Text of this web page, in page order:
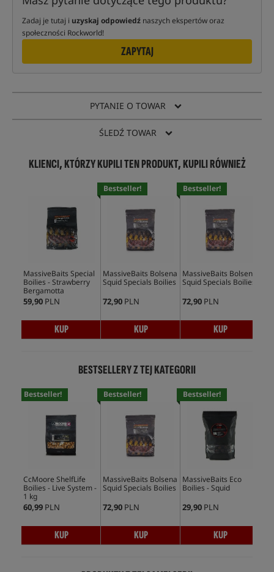
Zadaj je tutaj i uzyskaj odpowiedź naszych ekspertów oraz
społeczności Rockworld!
ZAPYTAJ
PYTANIE O TOWAR
ŚLEDŹ TOWAR
KLIENCI, KTÓRZY KUPILI TEN PRODUKT, KUPILI RÓWNIEŻ
MassiveBaits Special
Boilies - Strawberry
Bergamotta
59,90 PLN
KUP
Bestseller!
MassiveBaits Bolsena
Squid Specials Boilies
72,90 PLN
KUP
Bestseller!
MassiveBaits Bolsena
Squid Specials Boilies
72,90 PLN
KUP
BESTSELLERY Z TEJ KATEGORII
Bestseller!
CcMoore ShelfLife
Boilies - Live System -
1 kg
60,99 PLN
KUP
Bestseller!
MassiveBaits Bolsena
Squid Specials Boilies
72,90 PLN
KUP
Bestseller!
MassiveBaits Eco
Boilies - Squid
29,90 PLN
KUP